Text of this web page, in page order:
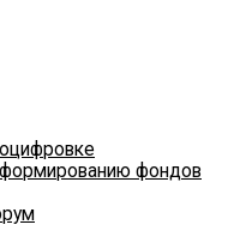
формированию фондов